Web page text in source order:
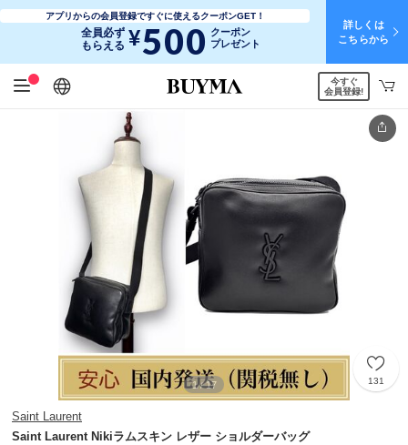
アプリからの会員登録ですぐに使えるクーポンGET！
全員必ず
もらえる ¥500 クーポン
プレゼント
詳しくは
こちらから
日本語
English
简体中文
繁體中文
今すぐ
会員登録!
1 / 17 131
Saint Laurent
Saint Laurent Nikiラムスキン レザー ショルダーバッグ